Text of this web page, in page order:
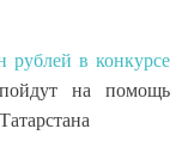
рублей в конкурсе
на помощь